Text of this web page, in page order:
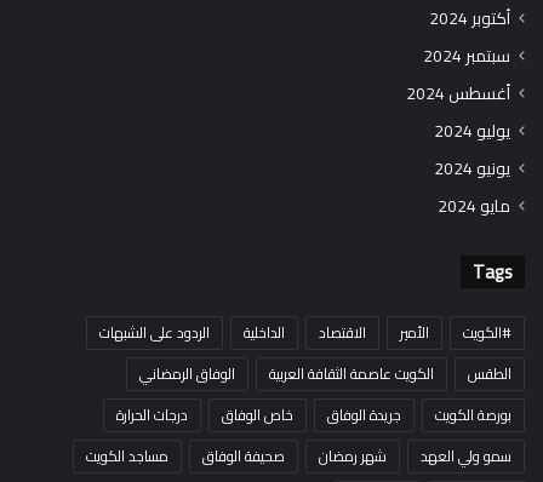
أكتوبر 2024
سبتمبر 2024
أغسطس 2024
يوليو 2024
يونيو 2024
مايو 2024
Tags
#الكويت الأمير الاقتصاد الداخلية
الردود على الشبهات
الطقس
الكويت عاصمة الثقافة العربية
الوفاق الرمضاني
بورصة الكويت
جريدة الوفاق خاص الوفاق
درجات الحرارة
سمو ولي العهد
شهر رمضان صحيفة الوفاق
مساجد الكويت